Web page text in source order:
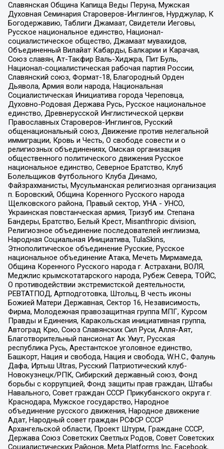
Славянская Община Капища Веды Перуна, Мужская
Духовная Семинария Староверов-Инглингов, Нурджулар, К
Богодержавию, Таблиги Джамаат, Свидетели Иеговы,
Русское национальное единство, Национал-
социалистическое общество, Джамаат мувахидов,
Объединенный Вилайат Кабарды, Балкарии и Карачая,
Союз славян, Ат-Такфир Валь-Хиджра, Пит Буль,
Национал-социалистическая рабочая партия России,
Славянский союз, Формат-18, Благородный Орден
Дьявола, Армия воли народа, Национальная
Социалистическая Инициатива города Череповца,
Духовно-Родовая Держава Русь, Русское национальное
единство, Древнерусской Инглистической церкви
Православных Староверов-Инглингов, Русский
общенациональный союз, Движение против нелегальной
иммиграции, Кровь и Честь, О свободе совести и о
религиозных объединениях, Омская организация
общественного политического движения Русское
национальное единство, Северное Братство, Клуб
Болельщиков Футбольного Клуба Динамо,
Файзрахманисты, Мусульманская религиозная организация
п. Боровский, Община Коренного Русского народа
Щелковского района, Правый сектор, УНА - УНСО,
Украинская повстанческая армия, Тризуб им. Степана
Бандеры, Братство, Белый Крест, Misanthropic division,
Религиозное объединение последователей инглиизма,
Народная Социальная Инициатива, TulaSkins,
Этнополитическое объединение Русские, Русское
национальное объединение Атака, Мечеть Мирмамеда,
Община Коренного Русского народа г. Астрахани, ВОЛЯ,
Меджлис крымскотатарского народа, Рубеж Севера, ТОЙС,
О противодействии экстремистской деятельности,
РЕВТАТПОД, Артподготовка, Штольц, В честь иконы
Божией Матери Державная, Сектор 16, Независимость,
Фирма, Молодежная правозащитная группа МПГ, Курсом
Правды и Единения, Каракольская инициативная группа,
Автоград Крю, Союз Славянских Сил Руси, Алля-Аят,
Благотворительный пансионат Ак Умут, Русская
республика Русь, Арестантское уголовное единство,
Башкорт, Нация и свобода, Нация и свобода, W.H.С., Фалунь
Дафа, Иртыш Ultras, Русский Патриотический клуб-
Новокузнецк/РПК, Сибирский державный союз, Фонд
борьбы с коррупцией, Фонд защиты прав граждан, Штабы
Навального, Совет граждан СССР Прикубанского округа г.
Краснодара, Мужское государство, Народное
объединение русского движения, Народное движение
Адат, Народный совет граждан РСФСР СССР
Архангельской области, Проект Штурм, Граждане СССР,
Держава Союз Советских Светлых Родов, Совет Советских